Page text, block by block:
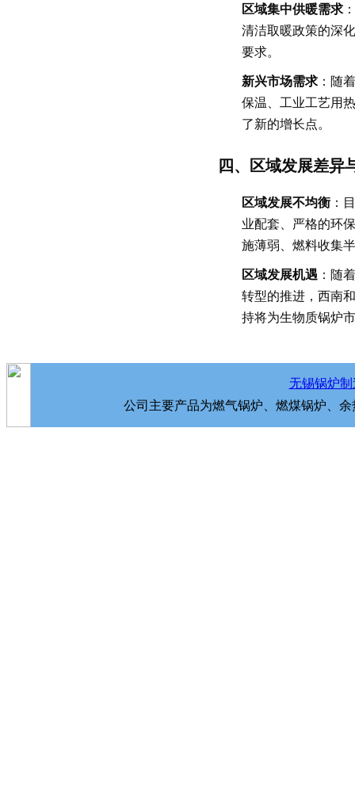
区域集中供暖需求
清洁取暖政策的深
要求。
新兴市场需求：随
保温、工业工艺用
了新的增长点。
四、区域发展差异
区域发展不均衡：
业配套、严格的环
施薄弱、燃料收集
区域发展机遇：随
转型的推进，西南
持将为生物质锅炉
无锡锅炉制
公司主要产品为燃气锅炉、燃煤锅炉、